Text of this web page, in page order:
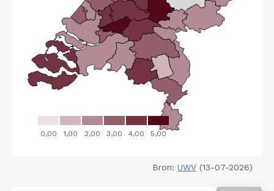
Bron: UWV (13-07-2026)